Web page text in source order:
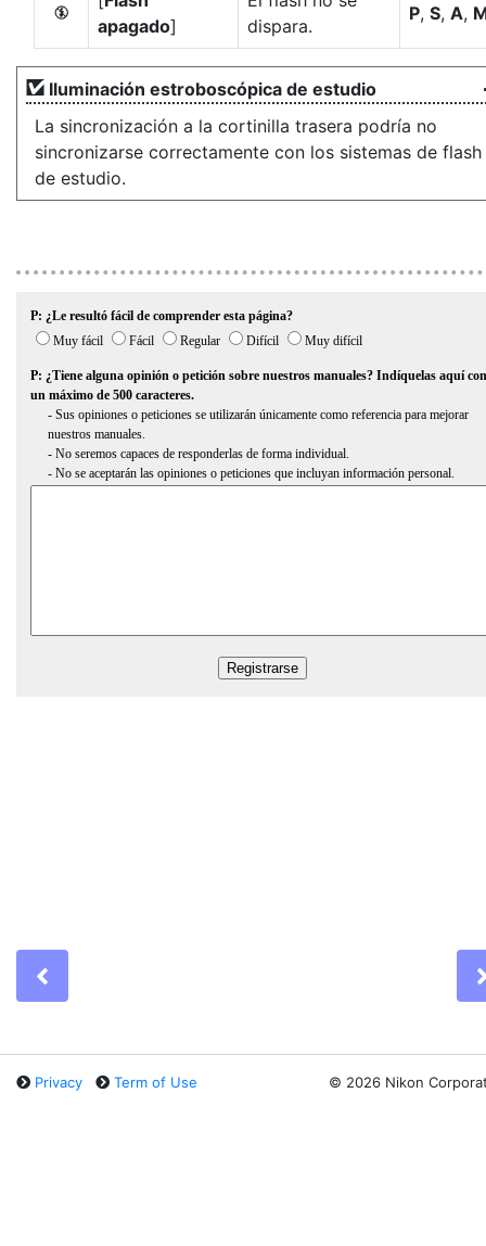
s
apagado]
dispara.
P, S, A,
Iluminación estroboscópica de estudio
La sincronización a la cortinilla trasera podría no
sincronizarse correctamente con los sistemas de flash
de estudio.
Privacy Term of Use © 2026 Nikon